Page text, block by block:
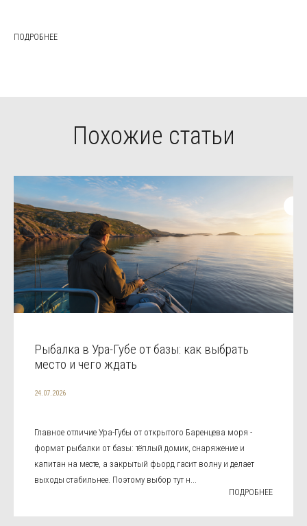
ПОДРОБНЕЕ
Похожие статьи
Рыбалка в Ура-Губе от базы: как выбрать
место и чего ждать
24.07.2026
Главное отличие Ура-Губы от открытого Баренцева моря -
формат рыбалки от базы: тёплый домик, снаряжение и
капитан на месте, а закрытый фьорд гасит волну и делает
выходы стабильнее. Поэтому выбор тут н...
ПОДРОБНЕЕ